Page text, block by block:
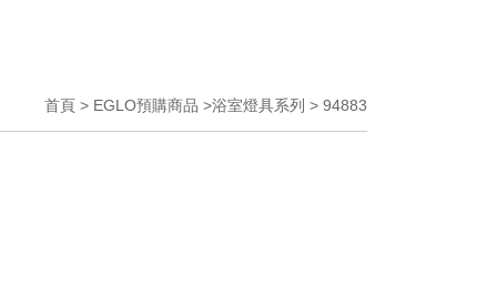
首頁 > EGLO預購商品 >浴室燈具系列 > 94883